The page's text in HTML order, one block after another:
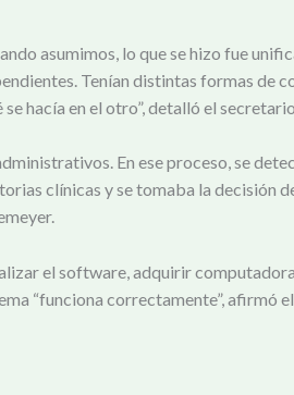
asumimos, lo que se hizo fue
Tenían distintas formas de
hacía en el otro”, detalló el secretario
En ese proceso, se
clínicas y se tomaba la decisión
el software, adquirir
“funciona correctamente”, afirmó